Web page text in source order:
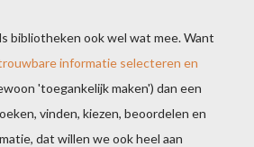
bibliotheken ook wel wat mee. Want
informatie selecteren en
'toegankelijk maken') dan een
vinden, kiezen, beoordelen en
dat willen we ook heel aan